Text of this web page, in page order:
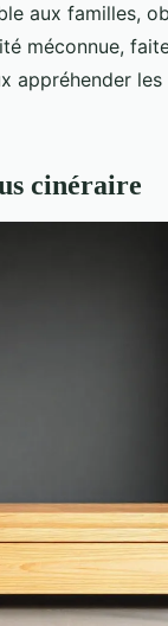
aux familles,
méconnue,
appréhender les
cinéraire